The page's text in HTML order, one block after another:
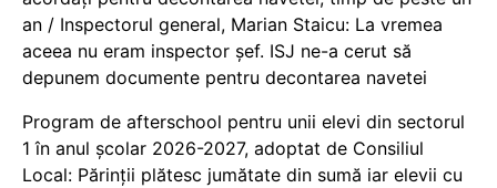
an / Inspectorul general, Marian Staicu: La vremea
aceea nu eram inspector șef. ISJ ne-a cerut să
depunem documente pentru decontarea navetei
Program de afterschool pentru unii elevi din sectorul
1 în anul școlar 2026-2027, adoptat de Consiliul
Local: Părinții plătesc jumătate din sumă iar elevii cu